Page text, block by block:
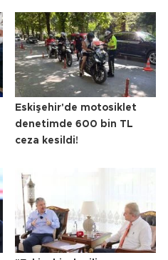
Eskişehir'de motosiklet
denetimde 600 bin TL
ceza kesildi!